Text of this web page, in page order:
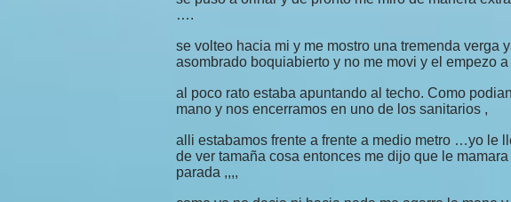
….
se volteo hacia mi y me mostro una tremenda verga
asombrado boquiabierto y no me movi y el empezo
al poco rato estaba apuntando al techo. Como
mano y nos encerramos en uno de los sanitarios ,
alli estabamos frente a frente a medio metro …yo le
de ver tamaña cosa entonces me dijo que le
parada ,,,,